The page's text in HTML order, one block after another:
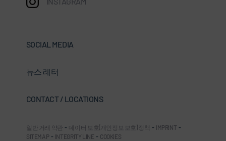
SOCIAL MEDIA
뉴스 레터
CONTACT / LOCATIONS
일반 거래 약관 - 데이터 보호(개인정보 보호) 정책 - IMPRINT -
SITEMAP - INTEGRITY LINE - COOKIES